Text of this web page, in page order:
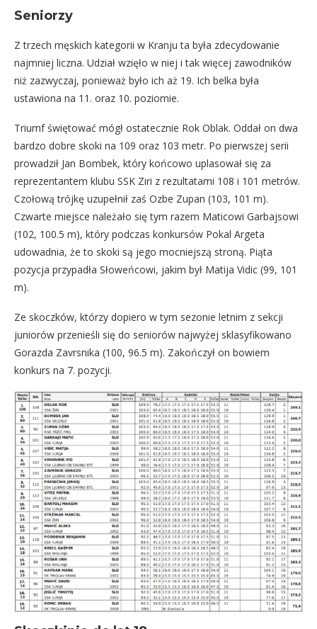
Seniorzy
Z trzech męskich kategorii w Kranju ta była zdecydowanie
najmniej liczna. Udział wzięło w niej i tak więcej zawodników
niż zazwyczaj, ponieważ było ich aż 19. Ich belka była
ustawiona na 11. oraz 10. poziomie.
Triumf świętować mógł ostatecznie Rok Oblak. Oddał on dwa
bardzo dobre skoki na 109 oraz 103 metr. Po pierwszej serii
prowadził Jan Bombek, który końcowo uplasował się za
reprezentantem klubu SSK Ziri z rezultatami 108 i 101 metrów.
Czołową trójkę uzupełnił zaś Ozbe Zupan (103, 101 m).
Czwarte miejsce należało się tym razem Maticowi Garbajsowi
(102, 100.5 m), który podczas konkursów Pokal Argeta
udowadnia, że to skoki są jego mocniejszą stroną. Piąta
pozycja przypadła Słoweńcowi, jakim był Matija Vidic (99, 101
m).
Ze skoczków, którzy dopiero w tym sezonie letnim z sekcji
juniorów przenieśli się do seniorów najwyżej sklasyfikowano
Gorazda Zavrsnika (100, 96.5 m). Zakończył on bowiem
konkurs na 7. pozycji.